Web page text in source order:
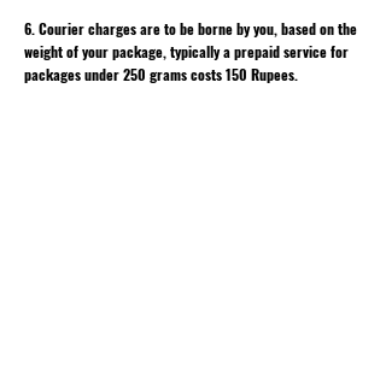
6. Courier charges are to be borne by you, based on the
weight of your package, typically a prepaid service for
packages under 250 grams costs 150 Rupees.